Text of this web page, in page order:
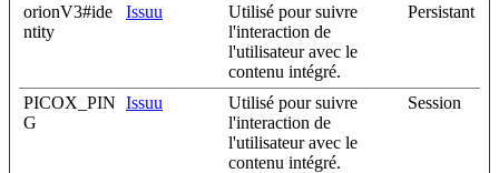
orionV3#ide
ntity
Issuu
Utilisé pour suivre
l'interaction de
l'utilisateur avec le
contenu intégré.
Persistant
PICOX_PIN
G
Issuu
Utilisé pour suivre
l'interaction de
l'utilisateur avec le
contenu intégré.
Session